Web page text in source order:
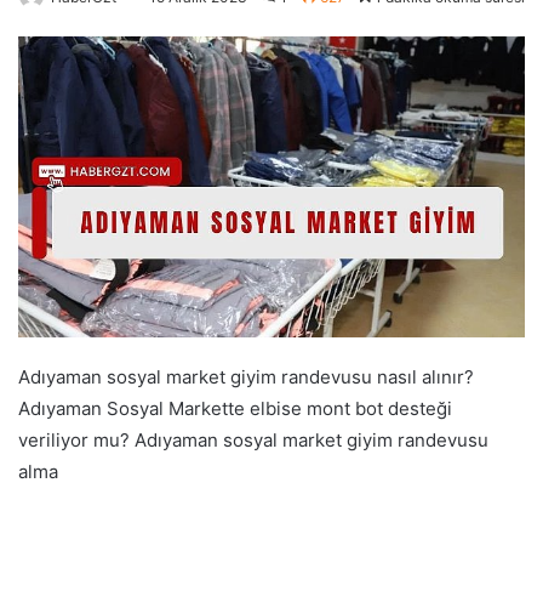
Adıyaman sosyal market giyim randevusu nasıl alınır?
Adıyaman Sosyal Markette elbise mont bot desteği
veriliyor mu? Adıyaman sosyal market giyim randevusu
alma